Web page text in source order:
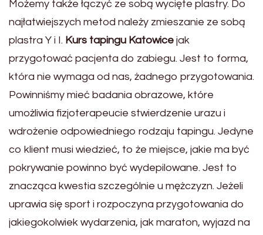
Możemy także łączyć ze sobą wycięte plastry. Do
najłatwiejszych metod należy zmieszanie ze sobą
plastra Y i I. Kurs tapingu Katowice jak
przygotować pacjenta do zabiegu. Jest to forma,
która nie wymaga od nas, żadnego przygotowania.
Powinniśmy mieć badania obrazowe, które
umożliwia fizjoterapeucie stwierdzenie urazu i
wdrożenie odpowiedniego rodzaju tapingu. Jedyne
co klient musi wiedzieć, to że miejsce, jakie ma być
pokrywanie powinno być wydepilowane. Jest to
znacząca kwestia szczególnie u mężczyzn. Jeżeli
uprawia się sport i rozpoczyna przygotowania do
jakiegokolwiek wydarzenia, jak maraton, wyjazd na